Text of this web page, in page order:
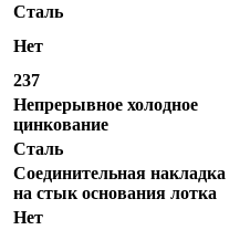
Сталь
Нет
237
Непрерывное холодное
цинкование
Сталь
Соединительная накладка
на стык основания лотка
Нет